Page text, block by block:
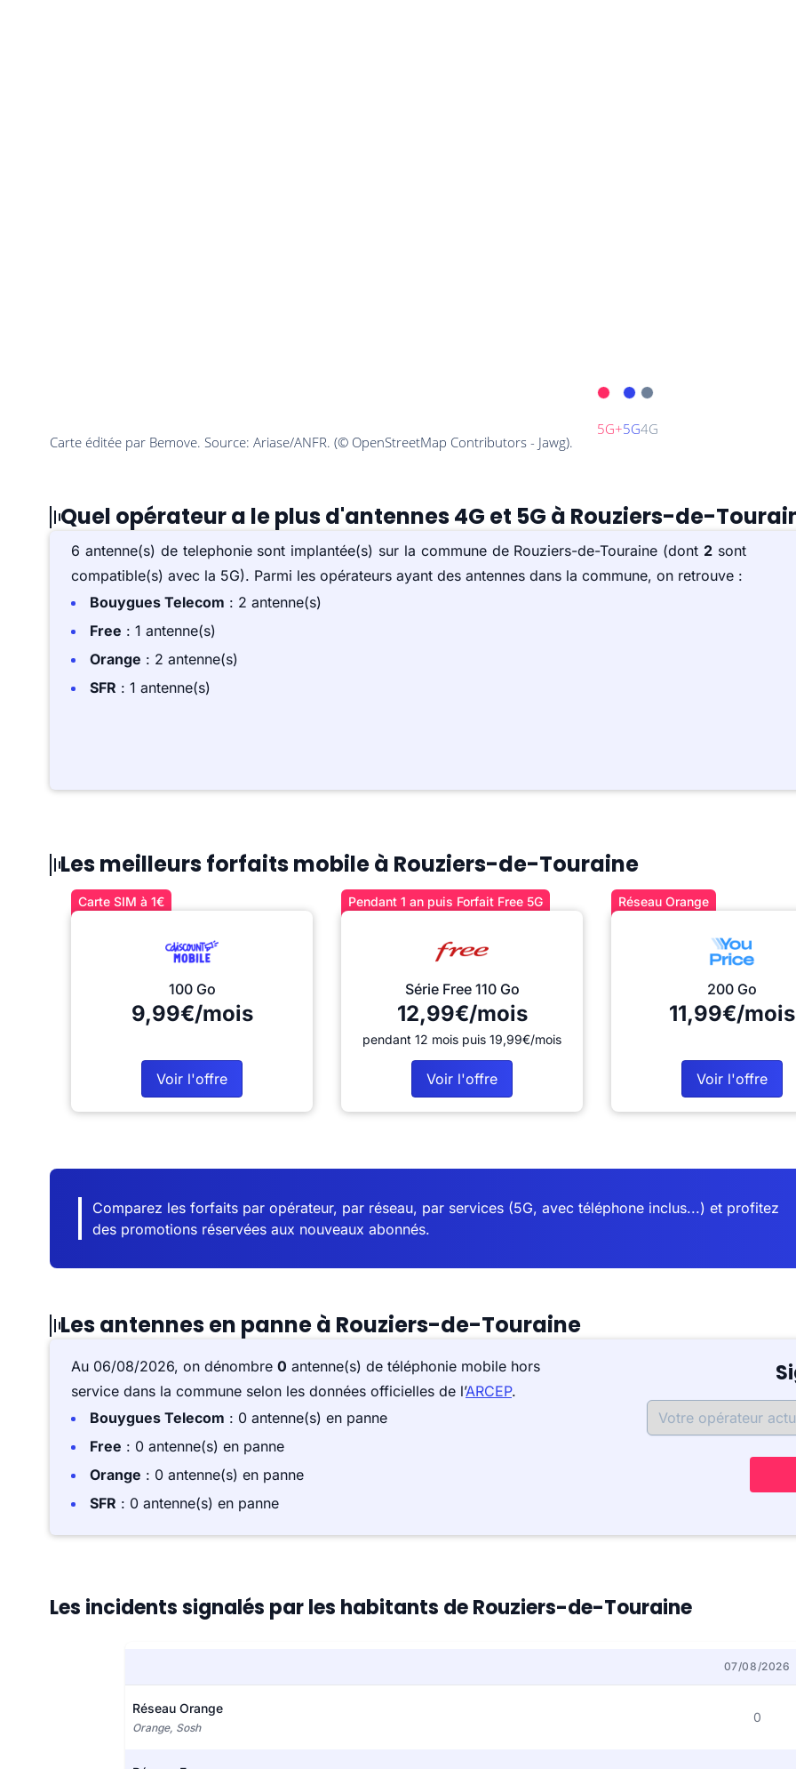
Quel opérateur a le plus d'antennes 4G et 5G à Rouziers-de-
6 antenne(s) de telephonie sont implantée(s) sur la commune de Rouziers-de-Touraine (dont 2 sont
compatible(s) avec la 5G). Parmi les opérateurs ayant des antennes dans la commune, on retrouve :
Bouygues Telecom : 2 antenne(s)
Free : 1 antenne(s)
Orange : 2 antenne(s)
SFR : 1 antenne(s)
Les meilleurs forfaits mobile à Rouziers-de-Touraine
Carte SIM à 1€
100 Go
9,99€/mois
Voir l'offre
Pendant 1 an puis Forfait Free 5G
Série Free 110 Go
12,99€/mois
pendant 12 mois puis 19,99€/mois
Voir l'offre
Réseau Orange
200 Go
11,99€/mois
Voir l'offre
Comparez les forfaits par opérateur, par réseau, par services (5G, avec téléphone inclus...) et profitez
des promotions réservées aux nouveaux abonnés.
Les antennes en panne à Rouziers-de-Touraine
Au 06/08/2026, on dénombre 0 antenne(s) de téléphonie mobile hors
service dans la commune selon les données officielles de l’ARCEP.
Bouygues Telecom : 0 antenne(s) en panne
Free : 0 antenne(s) en panne
Orange : 0 antenne(s) en panne
SFR : 0 antenne(s) en panne
Les incidents signalés par les habitants de Rouziers-de-Touraine
07/08/2026
Réseau Orange
Orange, Sosh
0